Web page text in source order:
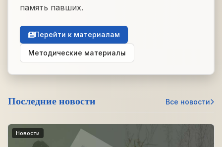
память павших.
Перейти к материалам
Методические материалы
Последние новости Все новости
Новости